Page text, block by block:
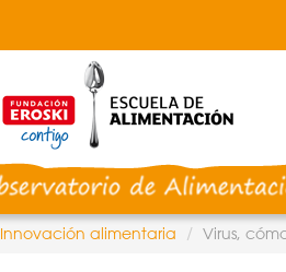
Innovación alimentaria Virus,